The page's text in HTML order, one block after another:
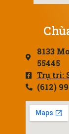
8133
55445
Trụ trì:
(612)